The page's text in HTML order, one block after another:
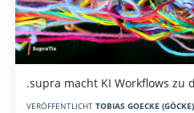
.supra macht KI Workflows zu
VERÖFFENTLICHT TOBIAS GOECKE